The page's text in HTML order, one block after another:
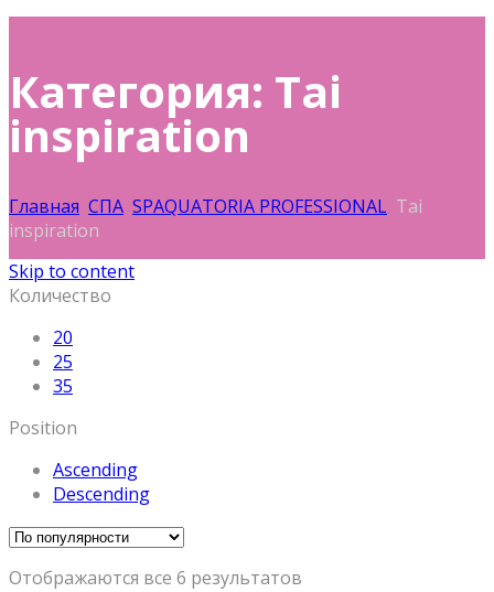
Категория: Tai
inspiration
Главная СПА SPAQUATORIA PROFESSIONAL Tai
inspiration
Skip to content
Количество
20
25
35
Position
Ascending
Descending
Отображаются все 6 результатов